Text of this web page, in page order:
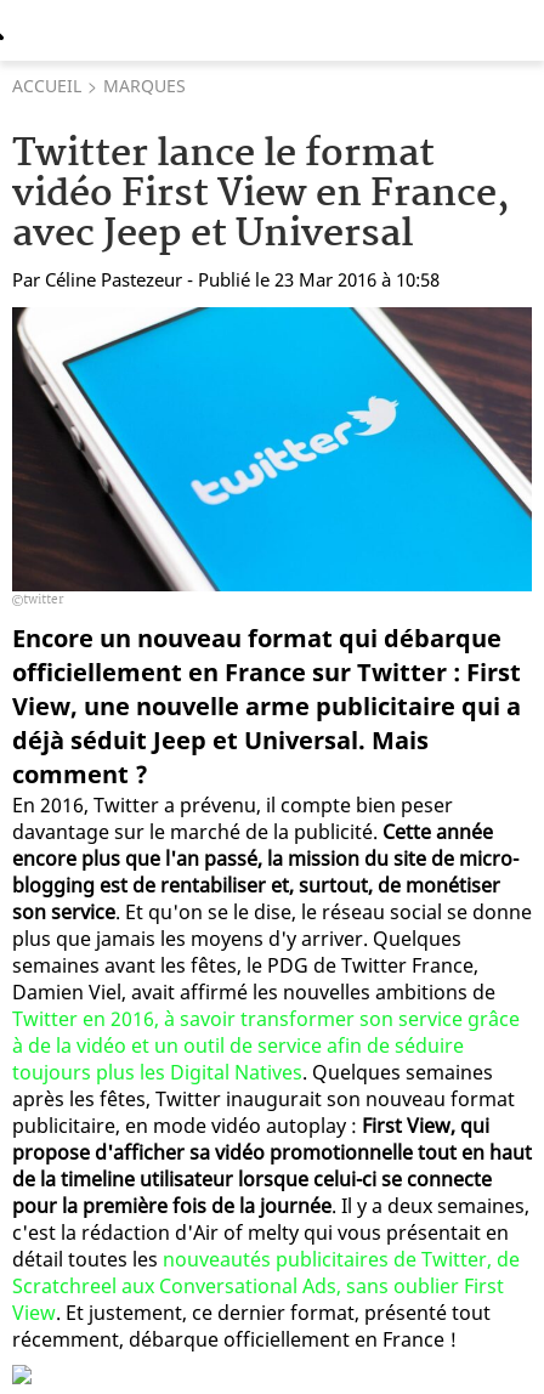
ACCUEIL MARQUES
Twitter lance le format
vidéo First View en France,
avec Jeep et Universal
Par Céline Pastezeur - Publié le 23 Mar 2016 à 10:58
twitter
Encore un nouveau format qui débarque
officiellement en France sur Twitter : First
View, une nouvelle arme publicitaire qui a
déjà séduit Jeep et Universal. Mais
comment ?
En 2016, Twitter a prévenu, il compte bien peser
davantage sur le marché de la publicité. Cette année
encore plus que l'an passé, la mission du site de micro-
blogging est de rentabiliser et, surtout, de monétiser
son service. Et qu'on se le dise, le réseau social se donne
plus que jamais les moyens d'y arriver. Quelques
semaines avant les fêtes, le PDG de Twitter France,
Damien Viel, avait affirmé les nouvelles ambitions de
Twitter en 2016, à savoir transformer son service grâce
à de la vidéo et un outil de service afin de séduire
toujours plus les Digital Natives. Quelques semaines
après les fêtes, Twitter inaugurait son nouveau format
publicitaire, en mode vidéo autoplay : First View, qui
propose d'afficher sa vidéo promotionnelle tout en haut
de la timeline utilisateur lorsque celui-ci se connecte
pour la première fois de la journée. Il y a deux semaines,
c'est la rédaction d'Air of melty qui vous présentait en
détail toutes les nouveautés publicitaires de Twitter, de
Scratchreel aux Conversational Ads, sans oublier First
View. Et justement, ce dernier format, présenté tout
récemment, débarque officiellement en France !